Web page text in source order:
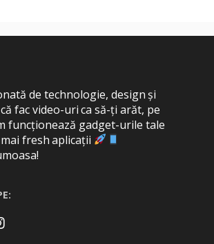
de technologie, design și
fac video-uri ca să-ți arăt, pe
funcționează gadget-urile tale
fresh aplicații